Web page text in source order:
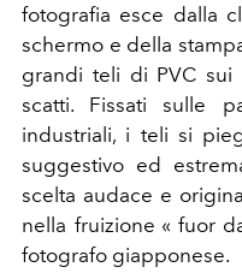
fotografia esce dalla
schermo e della
grandi teli di PVC
scatti. Fissati sulle
industriali, i teli si
suggestivo ed
scelta audace e
nella fruizione « fuor
fotografo giapponese.